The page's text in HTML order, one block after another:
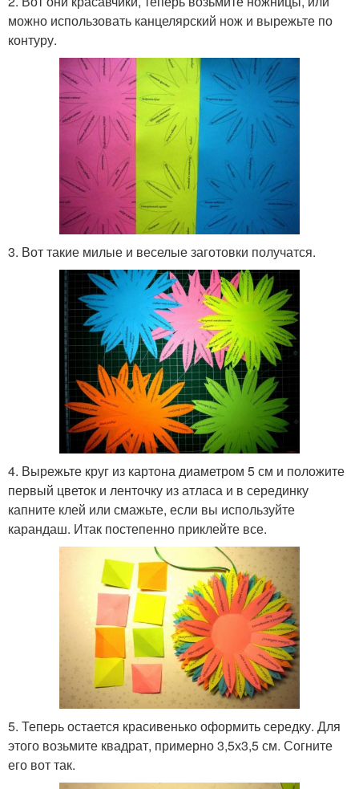
можно использовать канцелярский нож и вырежьте по
контуру.
3. Вот такие милые и веселые заготовки получатся.
4. Вырежьте круг из картона диаметром 5 см и положите
первый цветок и ленточку из атласа и в серединку
капните клей или смажьте, если вы используйте
карандаш. Итак постепенно приклейте все.
5. Теперь остается красивенько оформить середку. Для
этого возьмите квадрат, примерно 3,5х3,5 см. Согните
его вот так.